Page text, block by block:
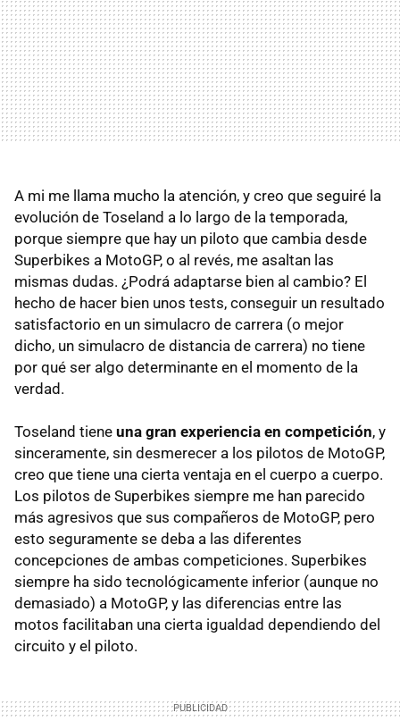
A mi me llama mucho la atención, y creo que seguiré la
evolución de Toseland a lo largo de la temporada,
porque siempre que hay un piloto que cambia desde
Superbikes a MotoGP, o al revés, me asaltan las
mismas dudas. ¿Podrá adaptarse bien al cambio? El
hecho de hacer bien unos tests, conseguir un resultado
satisfactorio en un simulacro de carrera (o mejor
dicho, un simulacro de distancia de carrera) no tiene
por qué ser algo determinante en el momento de la
verdad.
Toseland tiene una gran experiencia en competición, y
sinceramente, sin desmerecer a los pilotos de MotoGP,
creo que tiene una cierta ventaja en el cuerpo a cuerpo.
Los pilotos de Superbikes siempre me han parecido
más agresivos que sus compañeros de MotoGP, pero
esto seguramente se deba a las diferentes
concepciones de ambas competiciones. Superbikes
siempre ha sido tecnológicamente inferior (aunque no
demasiado) a MotoGP, y las diferencias entre las
motos facilitaban una cierta igualdad dependiendo del
circuito y el piloto.